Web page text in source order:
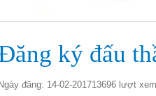
ký đấu
Ngày đăng: 14-02-201713696 lượt xem